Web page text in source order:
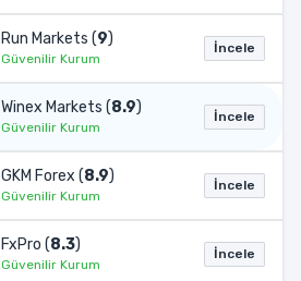
Run Markets (9)
Güvenilir Kurum
İncele
Winex Markets (8.9)
Güvenilir Kurum
İncele
GKM Forex (8.9)
Güvenilir Kurum
İncele
FxPro (8.3)
Güvenilir Kurum
İncele